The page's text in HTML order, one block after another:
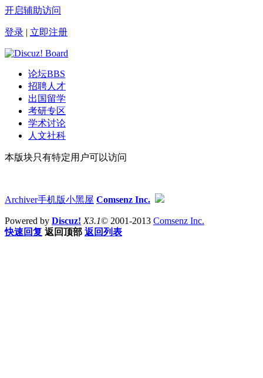
开启辅助访问
登录 | 立即注册
论坛BBS
招聘人才
出国留学
考研专区
学术讨论
人文社科
本版块只有特定用户可以访问
Archiver手机版小黑屋 Comsenz Inc.
Powered by Discuz! X3.1© 2001-2013 Comsenz Inc.
快速回复 返回顶部 返回列表